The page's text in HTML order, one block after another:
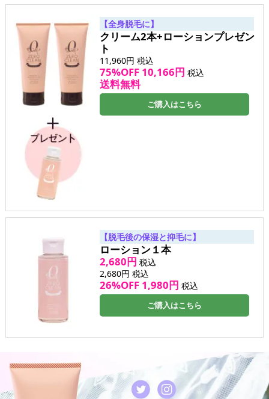
【全身脱毛に】
クリーム2本+ローションプレゼン
ト
11,960円 税込
75%OFF 10,166円 税込
送料無料
ご購入はこちら
【脱毛後の保湿と抑毛に】
ローション１本
2,680円 税込
2,680円 税込
26%OFF 1,980円 税込
ご購入はこちら